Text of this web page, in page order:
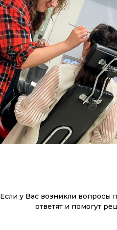
Если у Вас возникли вопросы
ответят и помогут